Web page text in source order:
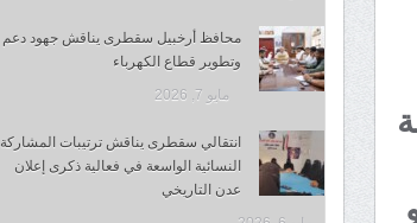
محافظ أرخبيل سقطرى يناقش جهود دعم
وتطوير قطاع الكهرباء
مايو 7, 2026
انتقالي سقطرى يناقش ترتيبات المشاركة
النسائية الواسعة في فعالية ذكرى إعلان
عدن التاريخي